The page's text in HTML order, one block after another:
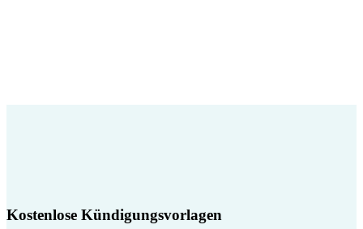
Kostenlose Kündigungsvorlagen